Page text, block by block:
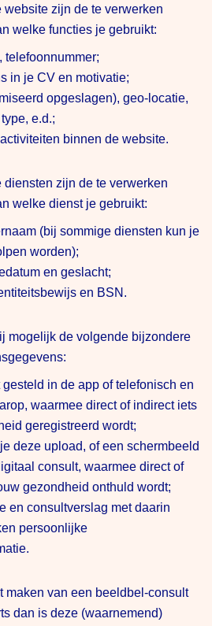
zijn de te verwerken
welke functies je gebruikt:
telefoonnummer;
in je CV en motivatie;
opgeslagen), geo-locatie,
e.d.;
binnen de website.
zijn de te verwerken
welke dienst je gebruikt:
(bij sommige diensten kun je
worden);
en geslacht;
en BSN.
mogelijk de volgende bijzondere
in de app of telefonisch en
waarmee direct of indirect iets
geregistreerd wordt;
deze upload, of een schermbeeld
consult, waarmee direct of
gezondheid onthuld wordt;
en consultverslag met daarin
persoonlijke
maken van een beeldbel-consult
dan is deze (waarnemend)